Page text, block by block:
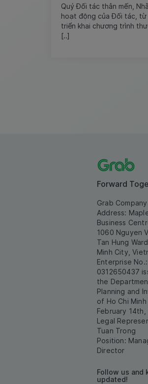
Quý Đối tác thân mến,
hoạt động của Đối tác, từ
triển khai chương trình
[..]
Forward
Grab
Address:
Business
1060 Nguyen
Tan Hung
Minh City,
Enterprise No.:
0312650437
the
Planning and
of Ho Chi
February 14th,
Legal
Tuan Trong
Position:
Director
Follow us and
updated!